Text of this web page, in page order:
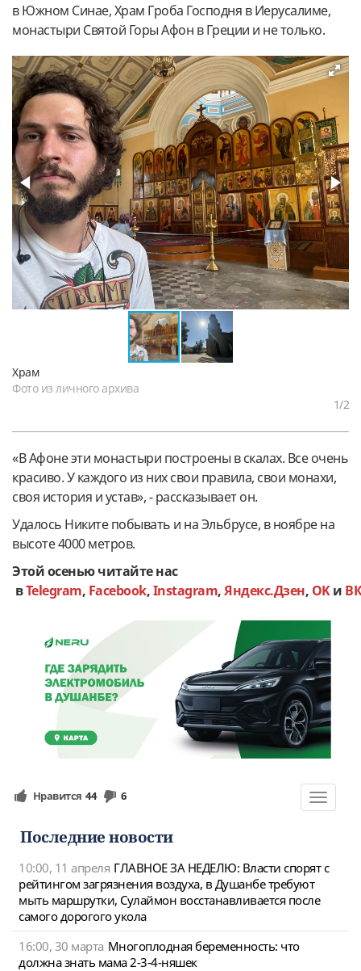
в Южном Синае, Храм Гроба Господня в Иерусалиме,
монастыри Святой Горы Афон в Греции и не только.
Храм
Фото из личного архива
1/2
«В Афоне эти монастыри построены в скалах. Все очень
красиво. У каждого из них свои правила, свои монахи,
своя история и устав», - рассказывает он.
Удалось Никите побывать и на Эльбрусе, в ноябре на
высоте 4000 метров.
Этой осенью читайте нас
вTelegram, Facebook,Instagram,Яндекс.Дзен, OKи ВК
Toggle
Нравится 44 6
Последние новости
10:00, 11 апреля ГЛАВНОЕ ЗА НЕДЕЛЮ: Власти спорят с
рейтингом загрязнения воздуха, в Душанбе требуют
мыть маршрутки, Сулаймон восстанавливается после
самого дорогого укола
16:00, 30 марта Многоплодная беременность: что
должна знать мама 2-3-4-няшек